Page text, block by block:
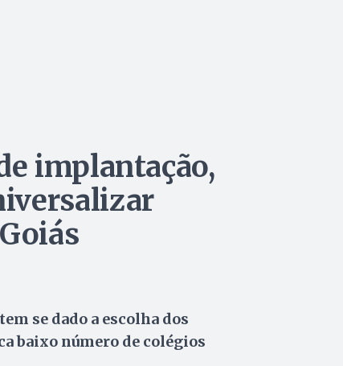
implantação,
se dado a escolha dos
baixo número de colégios